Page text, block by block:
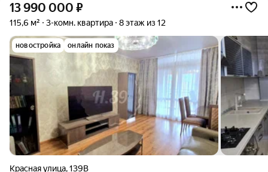
13 990 000 ₽
115,6 м² 3-комн. квартира 8 этаж из 12
новостройка онлайн показ
Красная улица,139В